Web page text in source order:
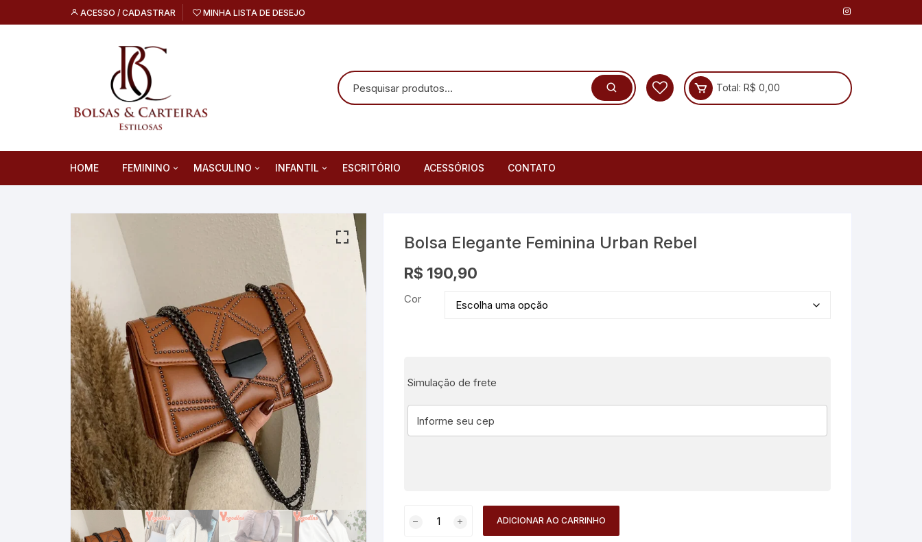
para
ACESSO / CADASTRAR MINHA LISTA DE DESEJO
Total: R$ 0,00
HOME FEMININO
Pochetes Femininas
Clutch
MASCULINO
Carteiras Masculinas
Mochilas Masculinas
Pochetes Masculinas
INFANTIL
Mochilas Infantis
ESCRITÓRIO ACESSÓRIOS CONTATO
Bolsa Elegante Feminina Urban Rebel
R$ 190,90
Cor
Simulação de frete
Elegante
ADICIONAR AO CARRINHO